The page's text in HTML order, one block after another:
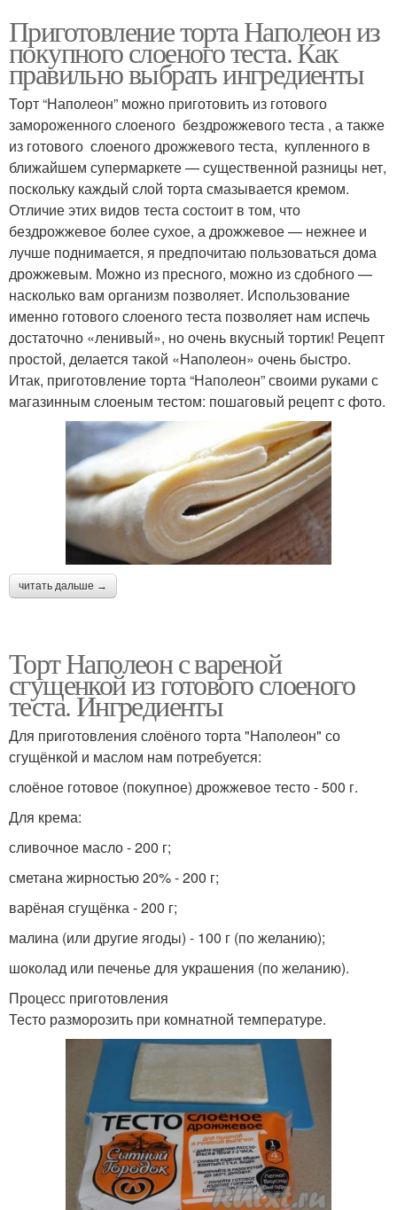
Приготовление торта Наполеон из
покупного слоеного теста. Как
правильно выбрать ингредиенты
Торт “Наполеон” можно приготовить из готового
замороженного слоеного бездрожжевого теста , а также
из готового слоеного дрожжевого теста, купленного в
ближайшем супермаркете — существенной разницы нет,
поскольку каждый слой торта смазывается кремом.
Отличие этих видов теста состоит в том, что
бездрожжевое более сухое, а дрожжевое — нежнее и
лучше поднимается, я предпочитаю пользоваться дома
дрожжевым. Можно из пресного, можно из сдобного —
насколько вам организм позволяет. Использование
именно готового слоеного теста позволяет нам испечь
достаточно «ленивый», но очень вкусный тортик! Рецепт
простой, делается такой «Наполеон» очень быстро.
Итак, приготовление торта “Наполеон” своими руками с
магазинным слоеным тестом: пошаговый рецепт с фото.
читать дальше →
Торт Наполеон с вареной
сгущенкой из готового слоеного
теста. Ингредиенты
Для приготовления слоёного торта "Наполеон" со
сгущёнкой и маслом нам потребуется:
слоёное готовое (покупное) дрожжевое тесто - 500 г.
Для крема:
сливочное масло - 200 г;
сметана жирностью 20% - 200 г;
варёная сгущёнка - 200 г;
малина (или другие ягоды) - 100 г (по желанию);
шоколад или печенье для украшения (по желанию).
Процесс приготовления
Тесто разморозить при комнатной температуре.